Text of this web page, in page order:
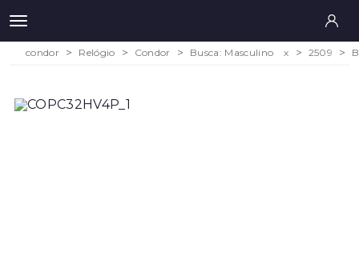
condor Relógio Condor Busca: Masculino x 2509